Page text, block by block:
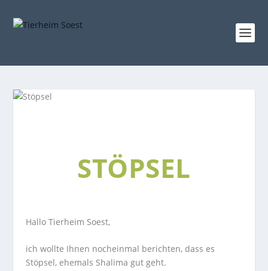
STÖPSEL
Hallo Tierheim Soest,
ich wollte Ihnen nocheinmal berichten, dass es
Stöpsel, ehemals Shalima gut geht.